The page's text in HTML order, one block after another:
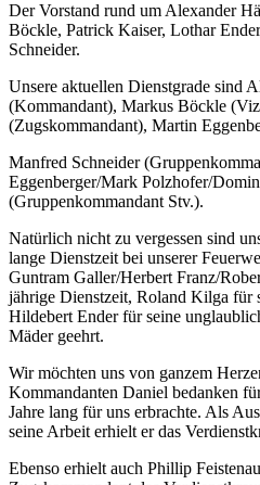
Der Vorstand rund um Alexander
Böckle, Patrick Kaiser, Lothar
Schneider.
Unsere aktuellen Dienstgrade sind
(Kommandant), Markus Böckle
(Zugskommandant), Martin
Manfred Schneider
Eggenberger/Mark Polzhofer/
(Gruppenkommandant Stv.).
Natürlich nicht zu vergessen sind
lange Dienstzeit bei unserer
Guntram Galler/Herbert Franz/
jährige Dienstzeit, Roland Kilga für
Hildebert Ender für seine
Mäder geehrt.
Wir möchten uns von ganzem
Kommandanten Daniel bedanken
Jahre lang für uns erbrachte. Als
seine Arbeit erhielt er das
Ebenso erhielt auch Phillip